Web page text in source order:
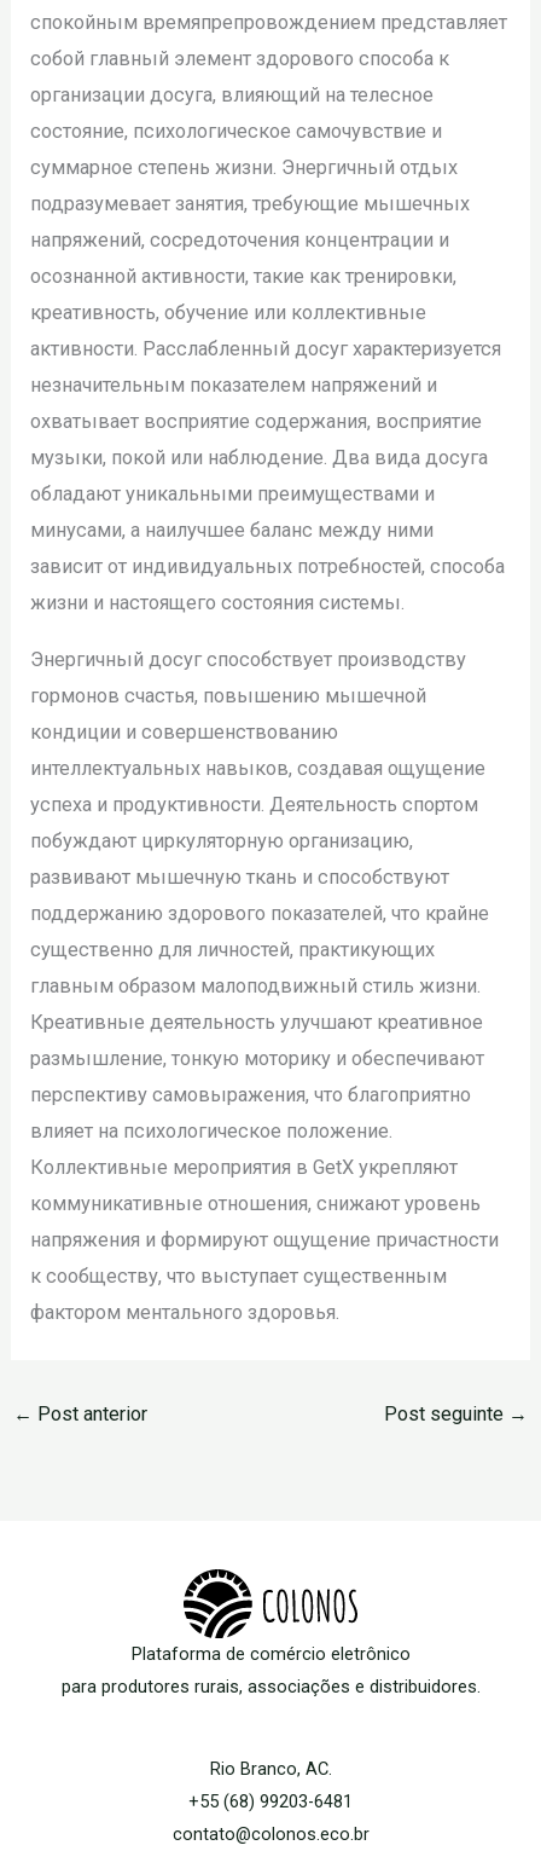
спокойным времяпрепровождением представляет
собой главный элемент здорового способа к
организации досуга, влияющий на телесное
состояние, психологическое самочувствие и
суммарное степень жизни. Энергичный отдых
подразумевает занятия, требующие мышечных
напряжений, сосредоточения концентрации и
осознанной активности, такие как тренировки,
креативность, обучение или коллективные
активности. Расслабленный досуг характеризуется
незначительным показателем напряжений и
охватывает восприятие содержания, восприятие
музыки, покой или наблюдение. Два вида досуга
обладают уникальными преимуществами и
минусами, а наилучшее баланс между ними
зависит от индивидуальных потребностей, способа
жизни и настоящего состояния системы.
Энергичный досуг способствует производству
гормонов счастья, повышению мышечной
кондиции и совершенствованию
интеллектуальных навыков, создавая ощущение
успеха и продуктивности. Деятельность спортом
побуждают циркуляторную организацию,
развивают мышечную ткань и способствуют
поддержанию здорового показателей, что крайне
существенно для личностей, практикующих
главным образом малоподвижный стиль жизни.
Креативные деятельность улучшают креативное
размышление, тонкую моторику и обеспечивают
перспективу самовыражения, что благоприятно
влияет на психологическое положение.
Коллективные мероприятия в GetX укрепляют
коммуникативные отношения, снижают уровень
напряжения и формируют ощущение причастности
к сообществу, что выступает существенным
фактором ментального здоровья.
← Post anterior Post seguinte →
Plataforma de comércio eletrônico
para produtores rurais, associações e distribuidores.
Rio Branco, AC.
+55 (68) 99203-6481
contato@colonos.eco.br